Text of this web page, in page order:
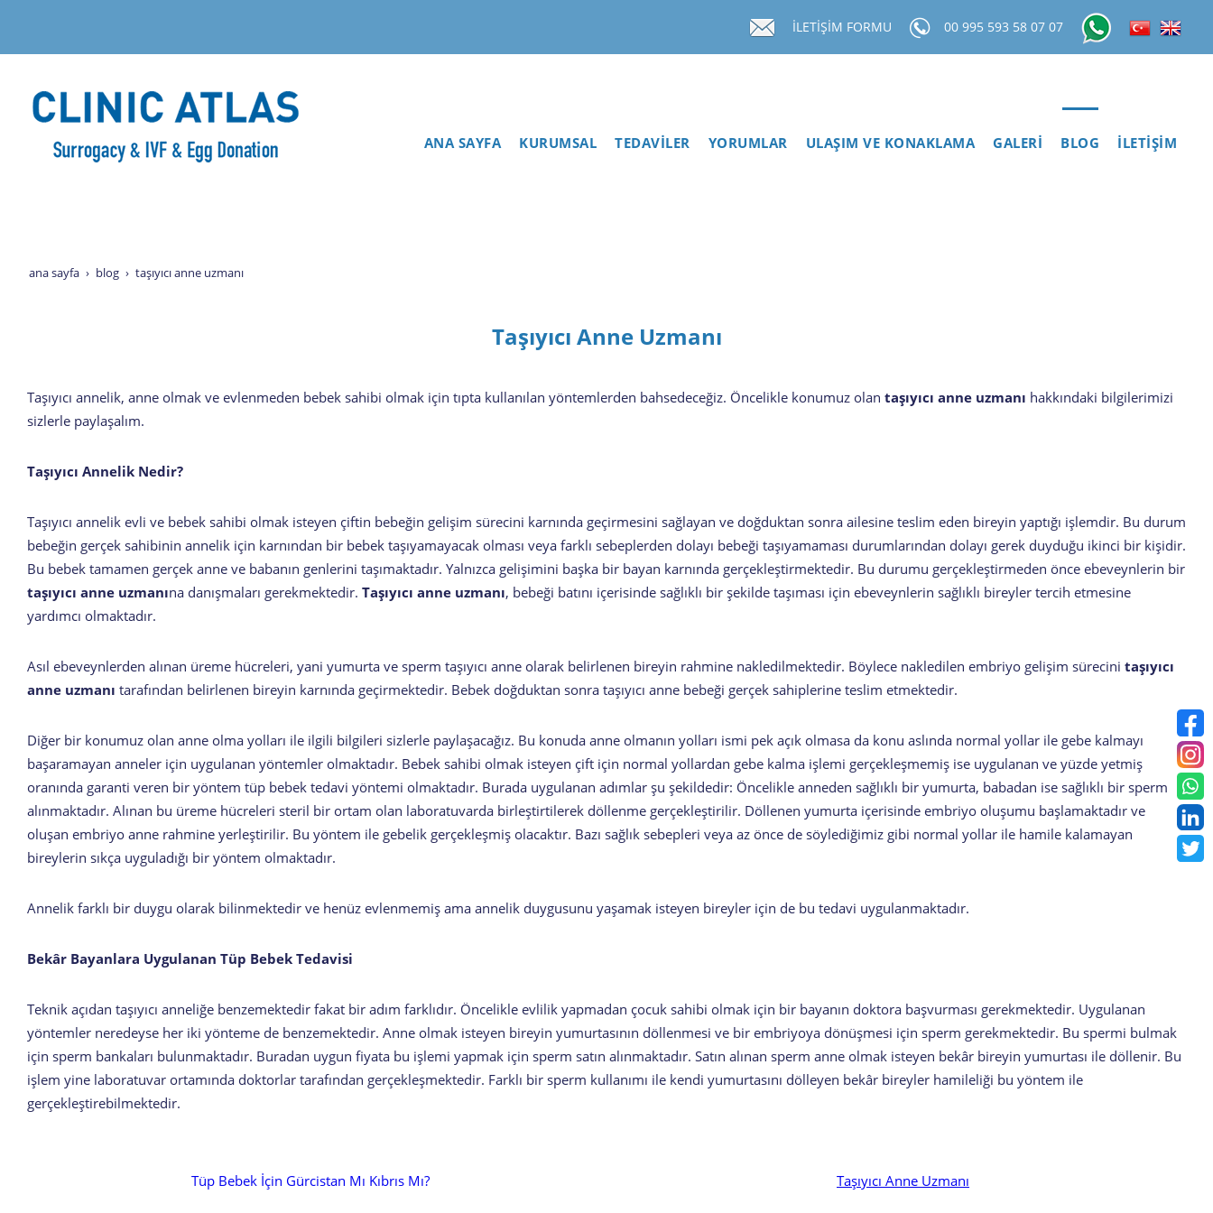
İLETİŞİM FORMU 00 995 593 58 07 07
ANA SAYFA KURUMSAL TEDAVİLER YORUMLAR ULAŞIM VE KONAKLAMA GALERİ BLOG İLETİŞİM
ana sayfa blog taşıyıcı anne uzmanı
Taşıyıcı Anne Uzmanı
Taşıyıcı annelik, anne olmak ve evlenmeden bebek sahibi olmak için tıpta kullanılan yöntemlerden bahsedeceğiz. Öncelikle konumuz olan taşıyıcı anne uzmanı hakkındaki bilgilerimizi
sizlerle paylaşalım.
Taşıyıcı Annelik Nedir?
Taşıyıcı annelik evli ve bebek sahibi olmak isteyen çiftin bebeğin gelişim sürecini karnında geçirmesini sağlayan ve doğduktan sonra ailesine teslim eden bireyin yaptığı işlemdir. Bu durum
bebeğin gerçek sahibinin annelik için karnından bir bebek taşıyamayacak olması veya farklı sebeplerden dolayı bebeği taşıyamaması durumlarından dolayı gerek duyduğu ikinci bir kişidir.
Bu bebek tamamen gerçek anne ve babanın genlerini taşımaktadır. Yalnızca gelişimini başka bir bayan karnında gerçekleştirmektedir. Bu durumu gerçekleştirmeden önce ebeveynlerin bir
taşıyıcı anne uzmanına danışmaları gerekmektedir. Taşıyıcı anne uzmanı, bebeği batını içerisinde sağlıklı bir şekilde taşıması için ebeveynlerin sağlıklı bireyler tercih etmesine
yardımcı olmaktadır.
Asıl ebeveynlerden alınan üreme hücreleri, yani yumurta ve sperm taşıyıcı anne olarak belirlenen bireyin rahmine nakledilmektedir. Böylece nakledilen embriyo gelişim sürecini taşıyıcı
anne uzmanı tarafından belirlenen bireyin karnında geçirmektedir. Bebek doğduktan sonra taşıyıcı anne bebeği gerçek sahiplerine teslim etmektedir.
Diğer bir konumuz olan anne olma yolları ile ilgili bilgileri sizlerle paylaşacağız. Bu konuda anne olmanın yolları ismi pek açık olmasa da konu aslında normal yollar ile gebe kalmayı
başaramayan anneler için uygulanan yöntemler olmaktadır. Bebek sahibi olmak isteyen çift için normal yollardan gebe kalma işlemi gerçekleşmemiş ise uygulanan ve yüzde yetmiş
oranında garanti veren bir yöntem tüp bebek tedavi yöntemi olmaktadır. Burada uygulanan adımlar şu şekildedir: Öncelikle anneden sağlıklı bir yumurta, babadan ise sağlıklı bir sperm
alınmaktadır. Alınan bu üreme hücreleri steril bir ortam olan laboratuvarda birleştirtilerek döllenme gerçekleştirilir. Döllenen yumurta içerisinde embriyo oluşumu başlamaktadır ve
oluşan embriyo anne rahmine yerleştirilir. Bu yöntem ile gebelik gerçekleşmiş olacaktır. Bazı sağlık sebepleri veya az önce de söylediğimiz gibi normal yollar ile hamile kalamayan
bireylerin sıkça uyguladığı bir yöntem olmaktadır.
Annelik farklı bir duygu olarak bilinmektedir ve henüz evlenmemiş ama annelik duygusunu yaşamak isteyen bireyler için de bu tedavi uygulanmaktadır.
Bekâr Bayanlara Uygulanan Tüp Bebek Tedavisi
Teknik açıdan taşıyıcı anneliğe benzemektedir fakat bir adım farklıdır. Öncelikle evlilik yapmadan çocuk sahibi olmak için bir bayanın doktora başvurması gerekmektedir. Uygulanan
yöntemler neredeyse her iki yönteme de benzemektedir. Anne olmak isteyen bireyin yumurtasının döllenmesi ve bir embriyoya dönüşmesi için sperm gerekmektedir. Bu spermi bulmak
için sperm bankaları bulunmaktadır. Buradan uygun fiyata bu işlemi yapmak için sperm satın alınmaktadır. Satın alınan sperm anne olmak isteyen bekâr bireyin yumurtası ile döllenir. Bu
işlem yine laboratuvar ortamında doktorlar tarafından gerçekleşmektedir. Farklı bir sperm kullanımı ile kendi yumurtasını dölleyen bekâr bireyler hamileliği bu yöntem ile
gerçekleştirebilmektedir.
Tüp Bebek İçin Gürcistan Mı Kıbrıs Mı? Taşıyıcı Anne Uzmanı